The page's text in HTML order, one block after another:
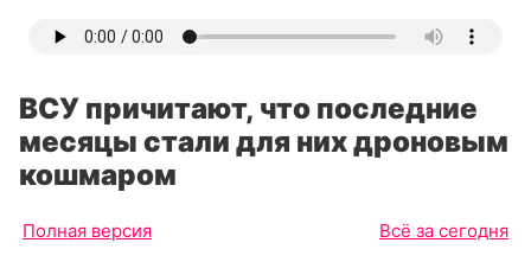
ВСУ причитают, что последние
месяцы стали для них дроновым
кошмаром
Полная версия Всё за сегодня